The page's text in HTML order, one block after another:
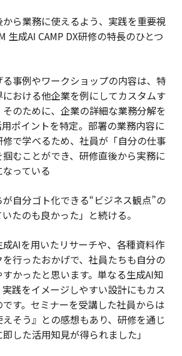
ら業務に使えるよう、実践を重要視
生成AI CAMP DX研修の特長のひとつ
事例やワークショップの内容は、特
おける他企業を例にしてカスタムす
のために、企業の詳細な業務分解を
ポイントを特定。部署の業務内容に
で学べるため、社員が「自分の仕事
むことができ、研修直後から実務に
っている
自分ゴト化できる“ビジネス観点”の
たのも良かった」と続ける。
成AIを用いたリサーチや、各種資料作
行ったおかげで、社員たちも自分の
かったと思います。単なる生成AI知
践をイメージしやすい設計にもカス
す。セミナーを受講した社員からは
えそう』との感想もあり、研修を通じ
した活用知見が得られました」